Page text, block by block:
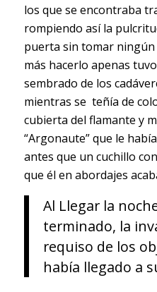
los que se encontraba
rompiendo así la
puerta sin tomar ningún
más hacerlo apenas
sembrado de los
mientras se teñía de
cubierta del flamante y
“Argonaute” que le
antes que un cuchillo
que él en abordajes
Al Llegar la
terminado, la
requiso de los
había llegado a